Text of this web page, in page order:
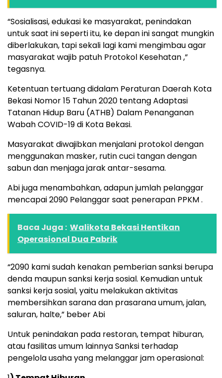
“Sosialisasi, edukasi ke masyarakat, penindakan
untuk saat ini seperti itu, ke depan ini sangat mungkin
diberlakukan, tapi sekali lagi kami mengimbau agar
masyarakat wajib patuh Protokol Kesehatan ,”
tegasnya.
Ketentuan tertuang didalam Peraturan Daerah Kota
Bekasi Nomor 15 Tahun 2020 tentang Adaptasi
Tatanan Hidup Baru (ATHB) Dalam Penanganan
Wabah COVID-19 di Kota Bekasi.
Masyarakat diwajibkan menjalani protokol dengan
menggunakan masker, rutin cuci tangan dengan
sabun dan menjaga jarak antar-sesama.
Abi juga menambahkan, adapun jumlah pelanggar
mencapai 2090 Pelanggar saat penerapan PPKM .
Baca Juga : Walikota Bekasi Hentikan
Operasional Dua Pabrik
“2090 kami sudah kenakan pemberian sanksi berupa
denda maupun sanksi kerja sosial. Kemudian untuk
sanksi kerja sosial, yaitu melakukan aktivitas
membersihkan sarana dan prasarana umum, jalan,
saluran, halte,” beber Abi
Untuk penindakan pada restoran, tempat hiburan,
atau fasilitas umum lainnya Sanksi terhadap
pengelola usaha yang melanggar jam operasional: